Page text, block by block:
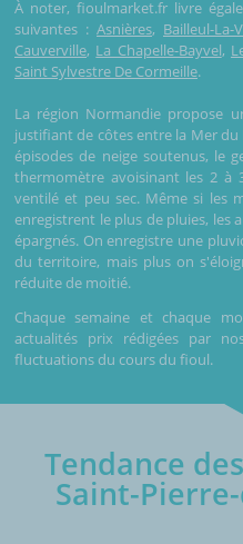
À noter, fioulmarket.fr livre
suivantes : Asnières, Bailleul-La-
Cauverville, La Chapelle-Bayvel,
Saint Sylvestre De Cormeille.
La région Normandie propose
justifiant de côtes entre la Mer
épisodes de neige soutenus, le
thermomètre avoisinant les 2 à
ventilé et peu sec. Même si les
enregistrent le plus de pluies, les
épargnés. On enregistre une
du territoire, mais plus on
réduite de moitié.
Chaque semaine et chaque
actualités prix rédigées par
fluctuations du cours du fioul.
Tendance
Saint-